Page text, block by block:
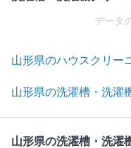
データ
山形県のハウスクリー
山形県の洗濯槽・洗濯
山形県の洗濯槽・洗濯